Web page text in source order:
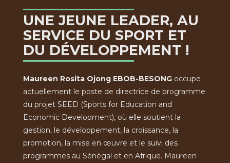
UNE JEUNE LEADER, AU
SERVICE DU SPORT ET
DU DÉVELOPPEMENT !
Maureen Rosita Ojong EBOB-BESONGoccupe
actuellement le poste de directrice de programme
du projet SEED (Sports for Education and
Economic Development), où elle soutient la
gestion, le développement, la croissance, la
promotion, la mise en œuvre et le suivi des
programmes au Sénégal et en Afrique. Maureen